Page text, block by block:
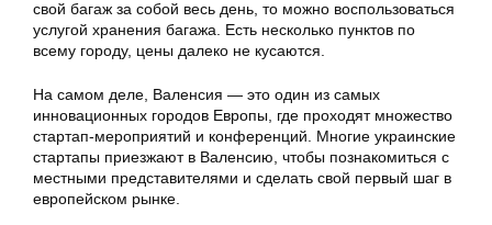
свой багаж за собой весь день, то можно воспользоваться
услугой хранения багажа. Есть несколько пунктов по
всему городу, цены далеко не кусаются.
На самом деле, Валенсия — это один из самых
инновационных городов Европы, где проходят множество
стартап-мероприятий и конференций. Многие украинские
стартапы приезжают в Валенсию, чтобы познакомиться с
местными представителями и сделать свой первый шаг в
европейском рынке.